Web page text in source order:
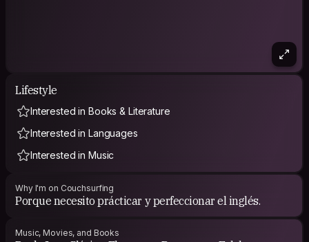
Lifestyle
Interested in Books & Literature
Interested in Languages
Interested in Music
Why I'm on Couchsurfing
Porque necesito prácticar y perfeccionar el inglés.
Music, Movies, and Books